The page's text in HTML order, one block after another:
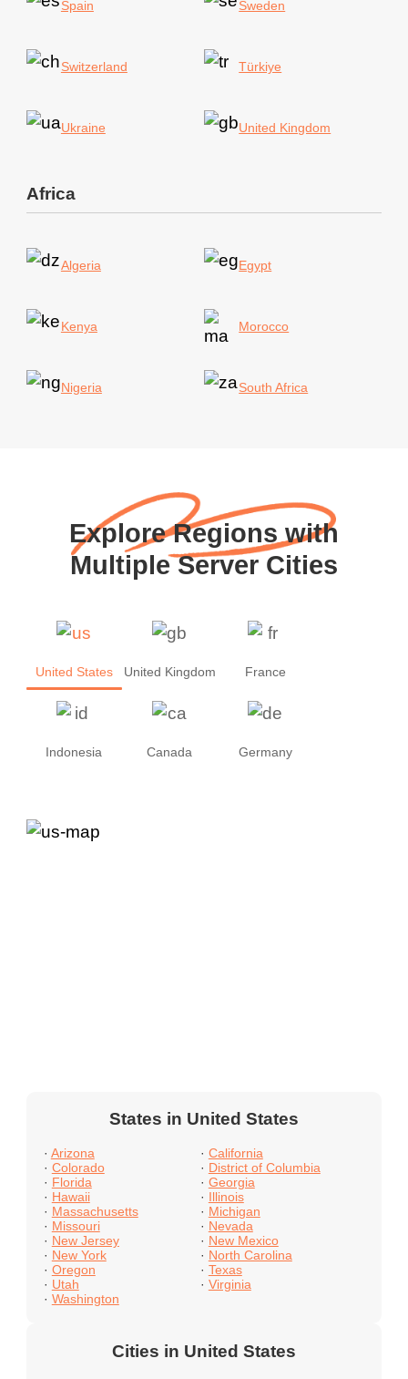
Spain Sweden
Switzerland Türkiye
Ukraine United Kingdom
Africa
Algeria Egypt
Kenya Morocco
Nigeria South Africa
Explore Regions with
Multiple Server Cities
United States United Kingdom France
Indonesia Canada Germany
States in United States
· Arizona · California
· Colorado · District of Columbia
· Florida · Georgia
· Hawaii · Illinois
· Massachusetts · Michigan
· Missouri · Nevada
· New Jersey · New Mexico
· New York · North Carolina
· Oregon · Texas
· Utah · Virginia
· Washington
Cities in United States